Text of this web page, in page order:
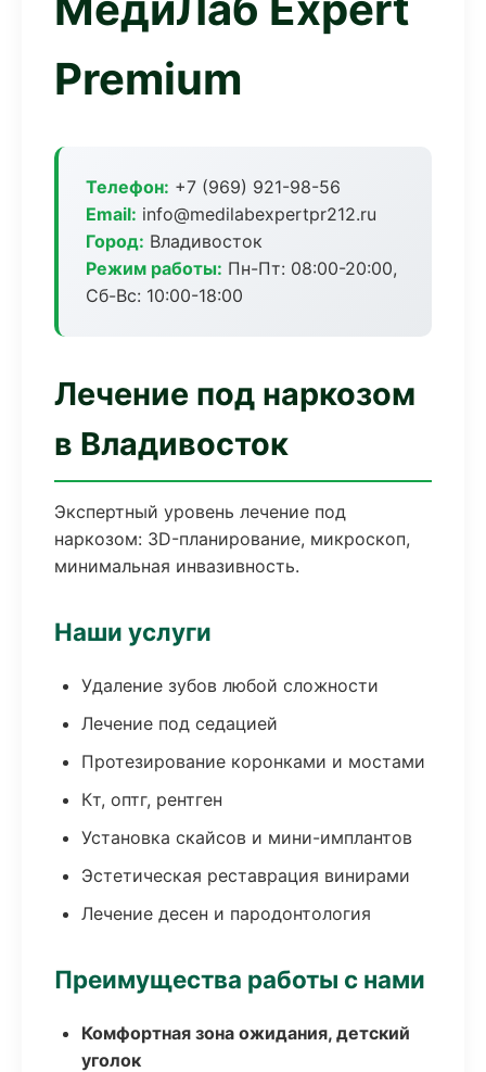
Premium
Телефон: +7 (969) 921-98-56
Email: info@medilabexpertpr212.ru
Город: Владивосток
Режим работы: Пн-Пт: 08:00-20:00,
Сб-Вс: 10:00-18:00
Лечение под наркозом
в Владивосток
Экспертный уровень лечение под
наркозом: 3D-планирование, микроскоп,
минимальная инвазивность.
Наши услуги
Удаление зубов любой сложности
Лечение под седацией
Протезирование коронками и мостами
Кт, оптг, рентген
Установка скайсов и мини-имплантов
Эстетическая реставрация винирами
Лечение десен и пародонтология
Преимущества работы с нами
Комфортная зона ожидания, детский
уголок